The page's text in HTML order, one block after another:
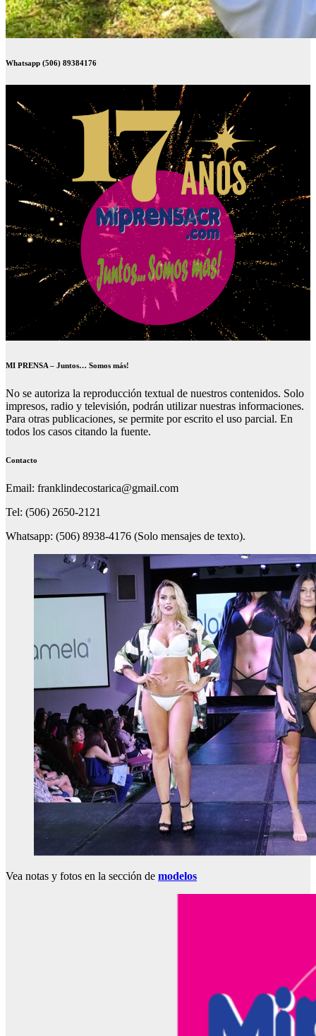
Whatsapp (506) 89384176
MI PRENSA – Juntos… Somos más!
No se autoriza la reproducción textual de nuestros contenidos. Solo
impresos, radio y televisión, podrán utilizar nuestras informaciones.
Para otras publicaciones, se permite por escrito el uso parcial. En
todos los casos citando la fuente.
Contacto
Email: franklindecostarica@gmail.com
Tel: (506) 2650-2121
Whatsapp: (506) 8938-4176 (Solo mensajes de texto).
Vea notas y fotos en la sección de modelos